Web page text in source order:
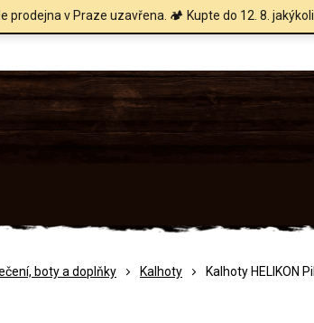
prodejna v Praze uzavřena. 🏕️ Kupte do 12. 8.
boty a doplňky Kalhoty Kalhoty HELIKON